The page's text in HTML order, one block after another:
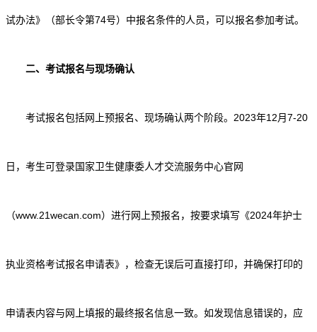
试办法》（部长令第74号）中报名条件的人员，可以报名参加考试。
二、考试报名与现场确认
考试报名包括网上预报名、现场确认两个阶段。2023年12月7-20
日，考生可登录国家卫生健康委人才交流服务中心官网
（www.21wecan.com）进行网上预报名，按要求填写《2024年护士
执业资格考试报名申请表》，检查无误后可直接打印，并确保打印的
申请表内容与网上填报的最终报名信息一致。如发现信息错误的，应